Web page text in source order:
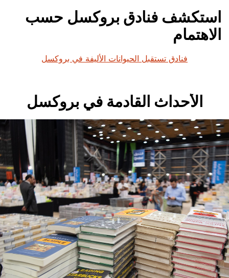
استكشف فنادق بروكسل حسب
الاهتمام
فنادق تستقبل الحيوانات الأليفة في بروكسل
الأحداث القادمة في بروكسل